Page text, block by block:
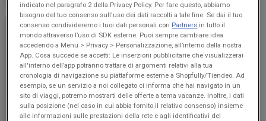
indicato nel paragrafo 2 della Privacy Policy. Per fare questo, abbiamo
bisogno del tuo consenso sull'uso dei dati raccolti a tale fine. Se dai il tuo
consenso condivideremo i tuoi dati personali con Partners in tutto il
mondo attraverso l’uso di SDK esterne. Puoi sempre cambiare idea
accedendo a Menu > Privacy > Personalizzazione, all’interno della nostra
App. Cosa succede se accetti: Le inserzioni pubblicitarie che visualizzerai
all'interno dell’app potranno trattare di argomenti relativi alla tua
cronologia di navigazione su piattaforme esterne a Shopfully/Tiendeo. Ad
esempio, se un servizio a noi collegato ci informa che hai navigato in un
sito di viaggi, potremo mostrarti delle offerte a tema vacanze. Inoltre, i dati
sulla posizione (nel caso in cui abbia fornito il relativo consenso) insieme
alle informazioni sulle prestazioni della rete e agli identificativi del